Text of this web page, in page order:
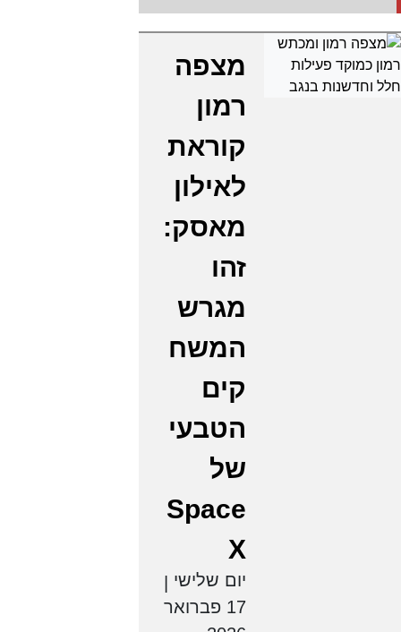
מצפה
רמון
קוראת
לאילון
מאסק:
זהו
מגרש
המשח
קים
הטבעי
של
Space
X
יום שלישי
17 פברואר